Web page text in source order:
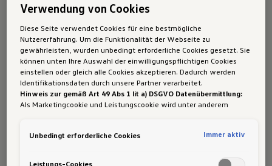
aktuelle Angebote
Bereits ab € 45.590,- in der
Ausstattungslinie Life, bzw.
€ 47.490,-2 als 4MOTION
51.490,-
4MOTIONAllradantrieb.
Verwendung von Cookies
Diese Seite verwendet Cookies für eine bestmögliche
Nutzererfahrung. Um die Funktionalität der Webseite zu
gewährleisten, wurden unbedingt erforderliche Cookies gesetzt. Sie
können unten Ihre Auswahl der einwilligungspflichtigen Cookies
einstellen oder gleich alle Cookies akzeptieren. Dadurch werden
Identifikationsdaten durch unsere Partner verarbeitet.
Hinweis zur gemäß Art 49 Abs 1 lit a) DSGVO Datenübermittlung:
Als Marketingcookie und Leistungscookie wird unter anderem
Daten in die USA (insbesondere dort an die Google LLC) weitergibt.
Unbedingt erforderliche Cookies Immer aktiv
Leistungs-Cookies